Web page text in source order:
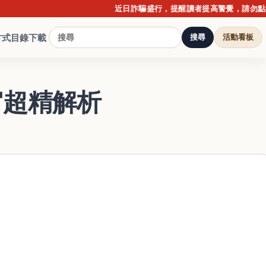
近日詐騙盛行，提醒讀者提高警覺，請勿點擊不
式目錄下載 搜尋 活動看板
精解析